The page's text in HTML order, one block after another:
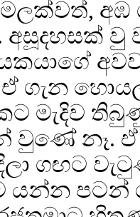
අඹ
අසූදහසක් වු
ගැන
මැදිව
වුණේ නෑ.
ගඟට
යන්න පටන්